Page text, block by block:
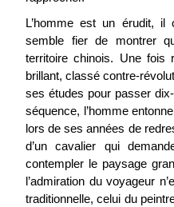
L’homme est un érudit, il
semble fier de montrer
territoire chinois. Une
brillant, classé contre-
ses études pour passer
séquence, l’homme
lors de ses années de
d’un cavalier qui
contempler le paysage
l’admiration du voyageur
traditionnelle, celui du